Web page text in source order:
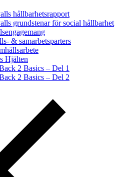
hållbarhetsrapport
grundstenar för social hållbarhet
& samarbetsparters
Hjälten
2 Basics – Del 1
2 Basics – Del 2